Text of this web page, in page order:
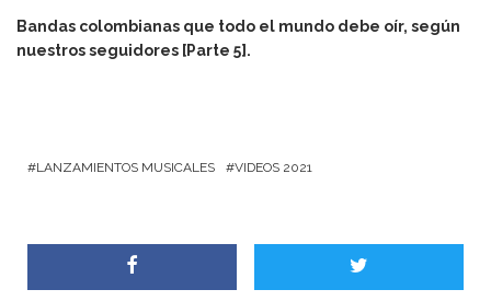
Bandas colombianas que todo el mundo debe oír, según
nuestros seguidores [Parte 5].
LANZAMIENTOS MUSICALES VIDEOS 2021